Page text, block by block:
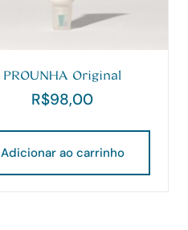
PROUNHA Original
R$98,00
Adicionar ao carrinho